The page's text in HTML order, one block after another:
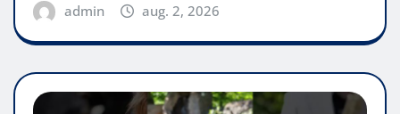
admin aug. 2, 2026